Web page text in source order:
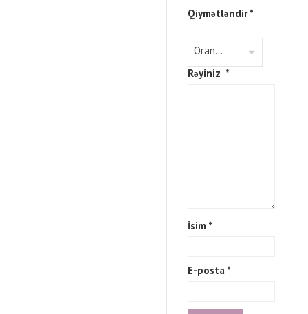
Qiymətləndir*
Rəyiniz *
İsim *
E-posta *